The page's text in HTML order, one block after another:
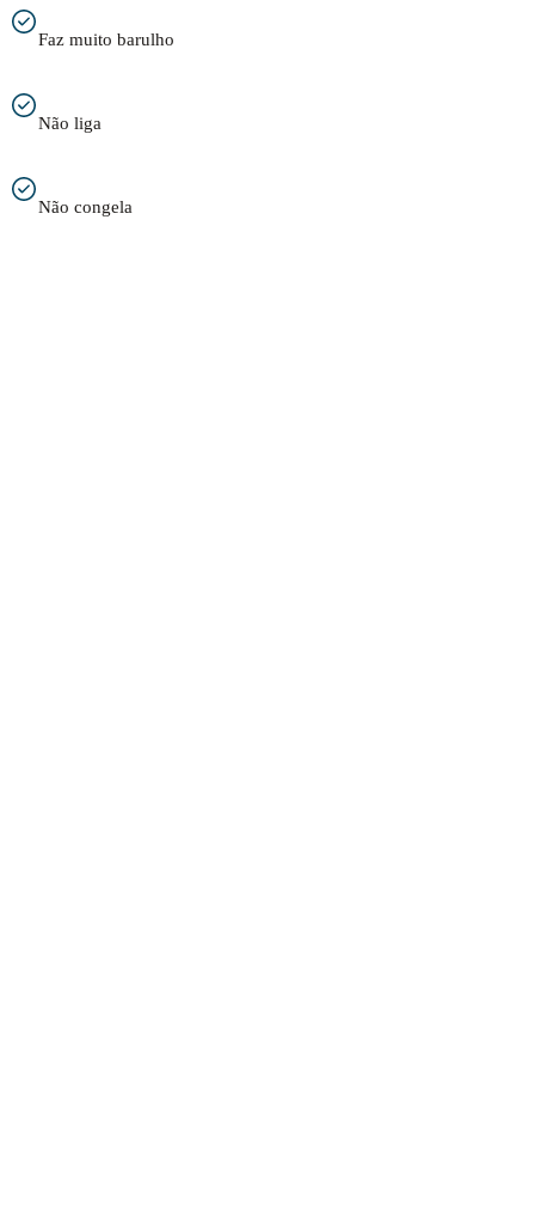
Faz muito barulho
Não liga
Não congela